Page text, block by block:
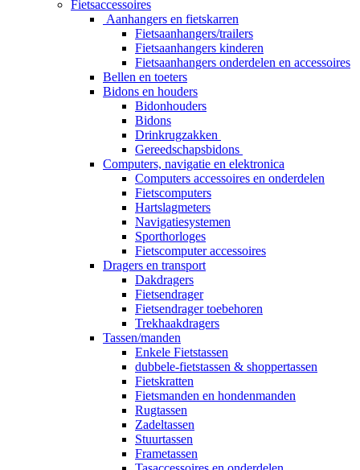
Fietsaccessoires
Aanhangers en fietskarren
Fietsaanhangers/trailers
Fietsaanhangers kinderen
Fietsaanhangers onderdelen en accessoires
Bellen en toeters
Bidons en houders
Bidonhouders
Bidons
Drinkrugzakken
Gereedschapsbidons
Computers, navigatie en elektronica
Computers accessoires en onderdelen
Fietscomputers
Hartslagmeters
Navigatiesystemen
Sporthorloges
Fietscomputer accessoires
Dragers en transport
Dakdragers
Fietsendrager
Fietsendrager toebehoren
Trekhaakdragers
Tassen/manden
Enkele Fietstassen
dubbele-fietstassen & shoppertassen
Fietskratten
Fietsmanden en hondenmanden
Rugtassen
Zadeltassen
Stuurtassen
Frametassen